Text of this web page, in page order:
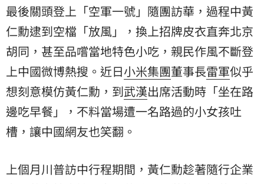
最後關頭登上「空軍一號」隨團訪華，過程中黃
仁勳逮到空檔「放風」，換上招牌皮衣直奔北京
胡同，甚至品嚐當地特色小吃，親民作風不斷登
上中國微博熱搜。近日小米集團董事長雷軍似乎
想刻意模仿黃仁勳，到武漢出席活動時「坐在路
邊吃早餐」，不料當場遭一名路過的小女孩吐
槽，讓中國網友也笑翻。
上個月川普訪中行程期間，黃仁勳趁著隨行企業